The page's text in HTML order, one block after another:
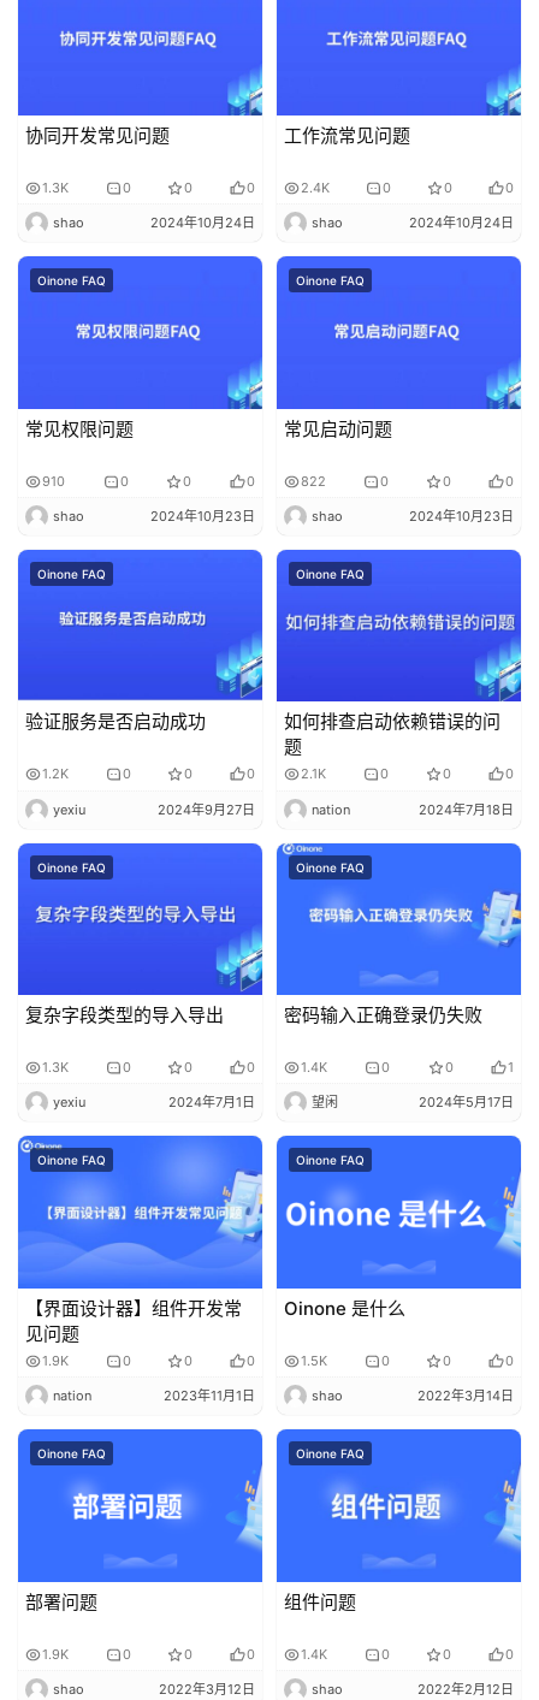
协同开发常见问题
1.3K 0 0 0
shao 2024年10月24日
工作流常见问题
2.4K 0 0 0
shao 2024年10月24日
Oinone FAQ
常见权限问题
910 0 0 0
shao 2024年10月23日
Oinone FAQ
常见启动问题
822 0 0 0
shao 2024年10月23日
Oinone FAQ
验证服务是否启动成功
1.2K 0 0 0
yexiu 2024年9月27日
Oinone FAQ
如何排查启动依赖错误的问
题
2.1K 0 0 0
nation 2024年7月18日
Oinone FAQ
复杂字段类型的导入导出
1.3K 0 0 0
yexiu 2024年7月1日
Oinone FAQ
密码输入正确登录仍失败
1.4K 0 0 1
望闲 2024年5月17日
Oinone FAQ
【界面设计器】组件开发常
见问题
1.9K 0 0 0
nation 2023年11月1日
Oinone FAQ
Oinone 是什么
1.5K 0 0 0
shao 2022年3月14日
Oinone FAQ
部署问题
1.9K 0 0 0
shao 2022年3月12日
Oinone FAQ
组件问题
1.4K 0 0 0
shao 2022年2月12日